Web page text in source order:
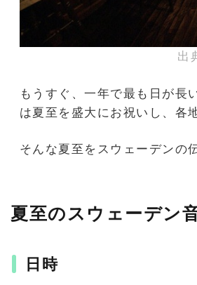
出
もうすぐ、一年で最も日が長
は夏至を盛大にお祝いし、各
そんな夏至をスウェーデンの
夏至のスウェーデン
日時